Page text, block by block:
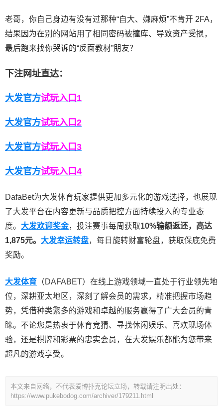
老哥，你自己身边有没有过那种“自大、嫌麻烦”不肯开 2FA，
结果因为在别的网站用了相同密码被撞库、导致资产受损，
最后跑来找你哭诉的“反面教材”朋友？
下注网址直达：
大发官方试玩入口1
大发官方试玩入口2
大发官方试玩入口3
大发官方试玩入口4
DafaBet为大发体育玩家提供更加多元化的游戏选择，也展现
了大发平台在内容更新与品质把控方面持续投入的专业态
度。 大发欢迎奖金，投注赛事每周获取10%输额返还，高达
1,875元。 大发幸运转盘，每日旋转财富轮盘，获取保底免费
奖励。
大发体育 （DAFABET）在线上游戏领域一直处于行业领先地
位，深耕亚太地区，深刻了解会员的需求，精准把握市场趋
势，凭借种类繁多的游戏和卓越的服务赢得了广大会员的青
睐。不论您是热衷于体育竞猜、寻找休闲娱乐、喜欢现场体
验，还是棋牌和彩票的忠实会员，在大发娱乐都能为您带来
超凡的游戏享受。
本文来自网络，不代表爱博扑克论坛立场，转载请注明出处：
https://www.pukebodog.com/archiver/179211.html